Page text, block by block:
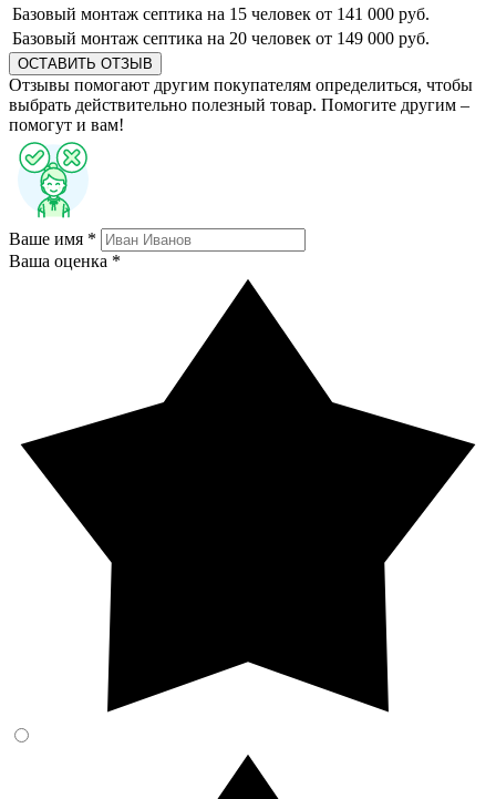
Базовый монтаж септика на 15 человек от 141 000 руб.
Базовый монтаж септика на 20 человек от 149 000 руб.
ОСТАВИТЬ ОТЗЫВ
Отзывы помогают другим покупателям определиться, чтобы
выбрать действительно полезный товар. Помогите другим –
помогут и вам!
Ваше имя *
Ваша оценка *